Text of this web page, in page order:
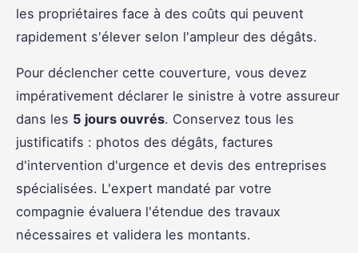
les propriétaires face à des coûts qui peuvent
rapidement s'élever selon l'ampleur des dégâts.
Pour déclencher cette couverture, vous devez
impérativement déclarer le sinistre à votre assureur
dans les 5 jours ouvrés. Conservez tous les
justificatifs : photos des dégâts, factures
d'intervention d'urgence et devis des entreprises
spécialisées. L'expert mandaté par votre
compagnie évaluera l'étendue des travaux
nécessaires et validera les montants.